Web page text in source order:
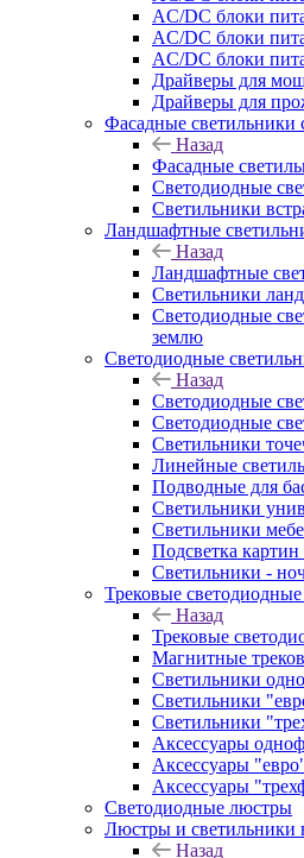
AC/DC блоки
AC/DC блоки
AC/DC блоки
Драйверы для
Драйверы для
Фасадные светильники
Назад
Фасадные
Светодиодные
Светильники
Ландшафтные
Назад
Ландшафтные
Светильники
Светодиодные
землю
Светодиодные
Назад
Светодиодные
Светодиодные
Светильники
Линейные
Подводные для
Светильники
Светильники
Подсветка картин
Светильники -
Трековые
Назад
Трековые
Магнитные
Светильники
Светильники
Светильники
Аксессуары
Аксессуары
Аксессуары
Светодиодные люстры
Люстры и светильники
Назад